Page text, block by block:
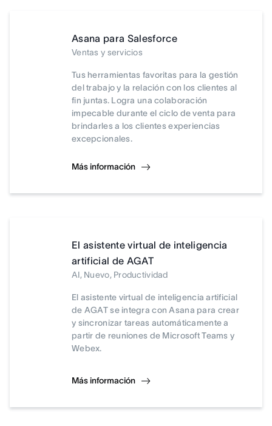
Asana para Salesforce
Ventas y servicios
Tus herramientas favoritas para la gestión
del trabajo y la relación con los clientes al
fin juntas. Logra una colaboración
impecable durante el ciclo de venta para
brindarles a los clientes experiencias
excepcionales.
Más información
El asistente virtual de inteligencia
artificial de AGAT
AI, Nuevo, Productividad
El asistente virtual de inteligencia artificial
de AGAT se integra con Asana para crear
y sincronizar tareas automáticamente a
partir de reuniones de Microsoft Teams y
Webex.
Más información